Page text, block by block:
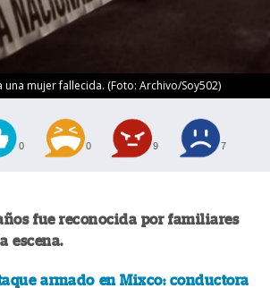
mujer fallecida. (Foto: Archivo/Soy502)
0 0 9 7
fue reconocida por familiares
escena.
armado en Mixco: conductora